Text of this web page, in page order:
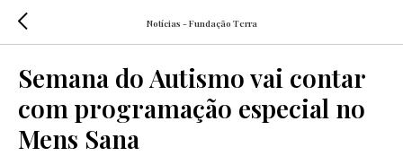
Notícias - Fundação Terra
Semana do Autismo vai contar
com programação especial no
Mens Sana